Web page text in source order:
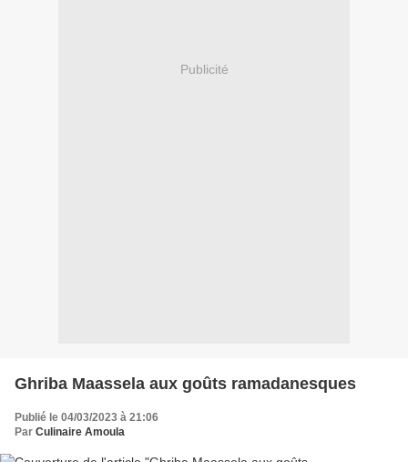
Publicité
Ghriba Maassela aux goûts ramadanesques
Publié le 04/03/2023 à 21:06
Par Culinaire Amoula